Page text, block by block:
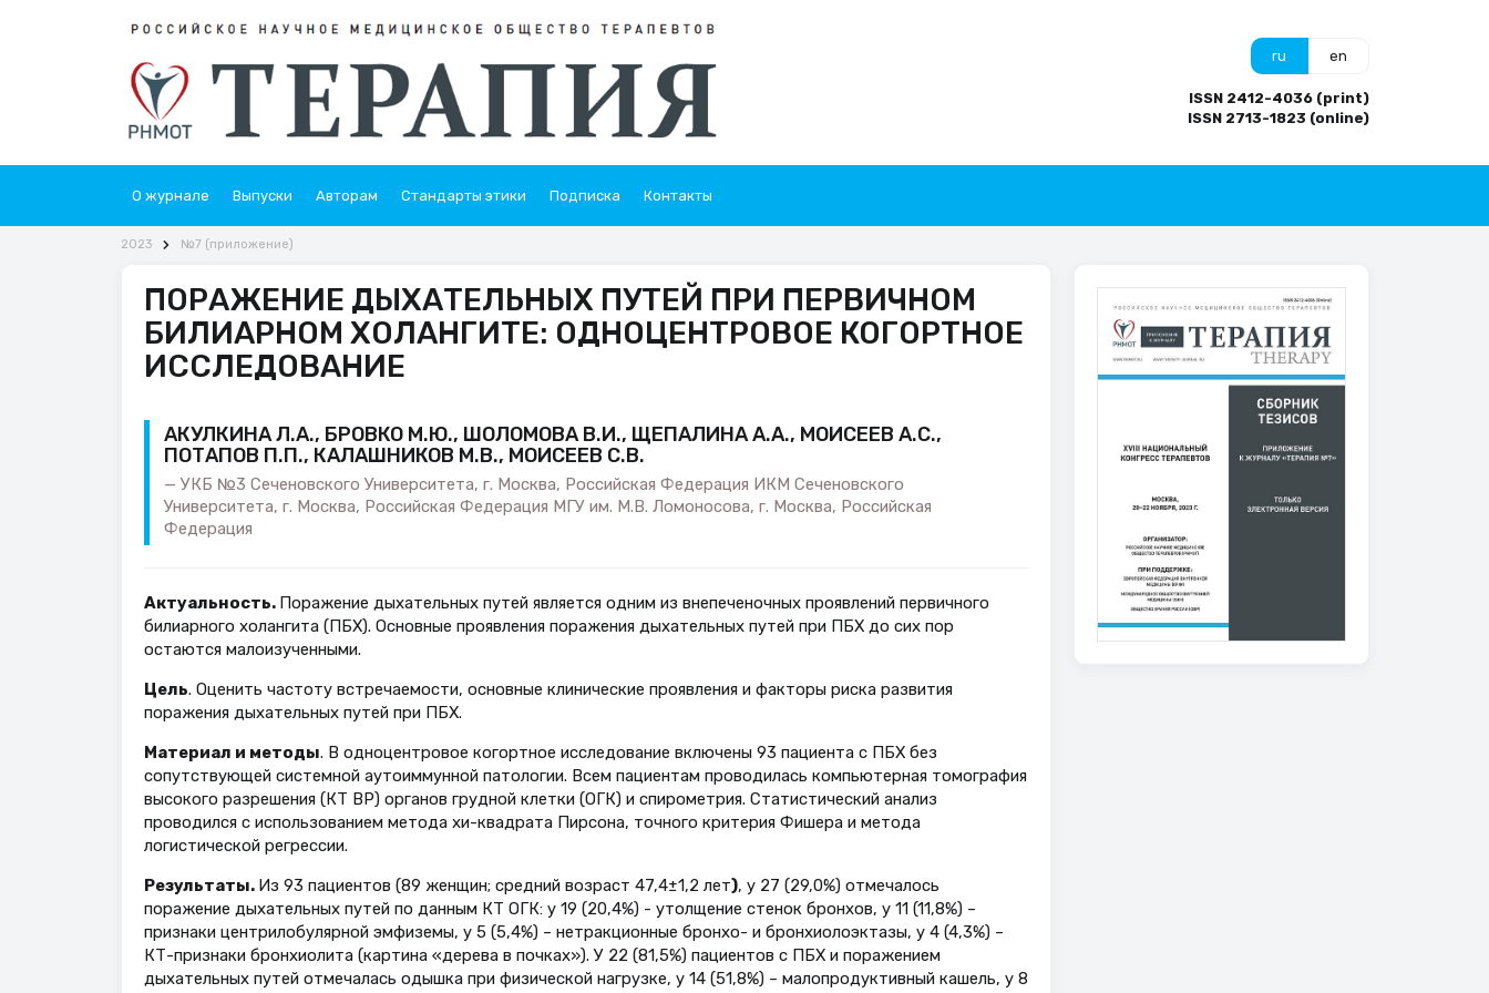
ru en
ISSN 2412-4036 (print)
ISSN 2713-1823 (online)
О журнале Выпуски Авторам Стандарты этики Подписка Контакты
2023 №7 (приложение)
ПОРАЖЕНИЕ ДЫХАТЕЛЬНЫХ ПУТЕЙ ПРИ ПЕРВИЧНОМ
БИЛИАРНОМ ХОЛАНГИТЕ: ОДНОЦЕНТРОВОЕ КОГОРТНОЕ
ИССЛЕДОВАНИЕ
АКУЛКИНА Л.А., БРОВКО М.Ю., ШОЛОМОВА В.И., ЩЕПАЛИНА А.А., МОИСЕЕВ А.С.,
ПОТАПОВ П.П., КАЛАШНИКОВ М.В., МОИСЕЕВ С.В.
УКБ №3 Сеченовского Университета, г. Москва, Российская Федерация ИКМ Сеченовского
Университета, г. Москва, Российская Федерация МГУ им. М.В. Ломоносова, г. Москва, Российская
Федерация
Актуальность. Поражение дыхательных путей является одним из внепеченочных проявлений первичного
билиарного холангита (ПБХ). Основные проявления поражения дыхательных путей при ПБХ до сих пор
остаются малоизученными.
Цель. Оценить частоту встречаемости, основные клинические проявления и факторы риска развития
поражения дыхательных путей при ПБХ.
Материал и методы. В одноцентровое когортное исследование включены 93 пациента с ПБХ без
сопутствующей системной аутоиммунной патологии. Всем пациентам проводилась компьютерная томография
высокого разрешения (КТ ВР) органов грудной клетки (ОГК) и спирометрия. Статистический анализ
проводился с использованием метода хи-квадрата Пирсона, точного критерия Фишера и метода
логистической регрессии.
Результаты. Из 93 пациентов (89 женщин; средний возраст 47,4±1,2 лет), у 27 (29,0%) отмечалось
поражение дыхательных путей по данным КТ ОГК: у 19 (20,4%) - утолщение стенок бронхов, у 11 (11,8%) –
признаки центрилобулярной эмфиземы, у 5 (5,4%) – нетракционные бронхо- и бронхиолоэктазы, у 4 (4,3%) –
КТ-признаки бронхиолита (картина «дерева в почках»). У 22 (81,5%) пациентов с ПБХ и поражением
дыхательных путей отмечалась одышка при физической нагрузке, у 14 (51,8%) – малопродуктивный кашель, у 8